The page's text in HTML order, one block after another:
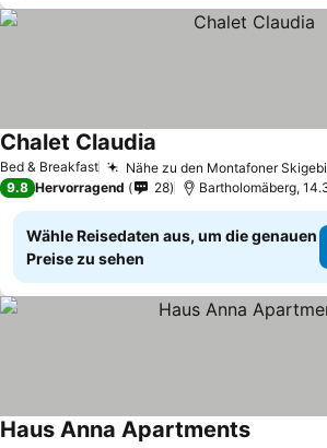
Bed & Breakfast Nähe zu den Montafoner
Chalet Claudia
9.8 Hervorragend 28
Wähle Reisedaten aus, um die genauen
Preise zu sehen
Haus Anna Apartments